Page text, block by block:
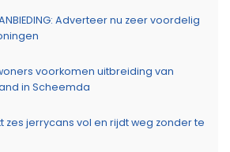
Adverteer nu zeer voordelig
voorkomen uitbreiding van
in Scheemda
zes jerrycans vol en rijdt weg zonder te